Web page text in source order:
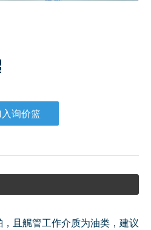
询价篮
且艉管工作介质为油类，建议